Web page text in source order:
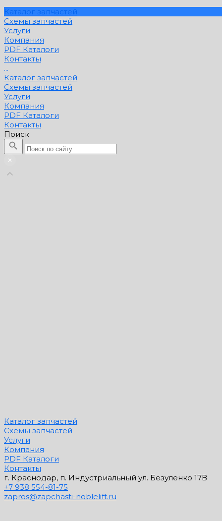
Каталог запчастей
Схемы запчастей
Услуги
Компания
PDF Каталоги
Контакты
...
Каталог запчастей
Схемы запчастей
Услуги
Компания
PDF Каталоги
Контакты
Поиск
Каталог запчастей
Схемы запчастей
Услуги
Компания
PDF Каталоги
Контакты
г. Краснодар, п. Индустриальный ул. Безуленко 17В
+7 938 554-81-75
zapros@zapchasti-noblelift.ru